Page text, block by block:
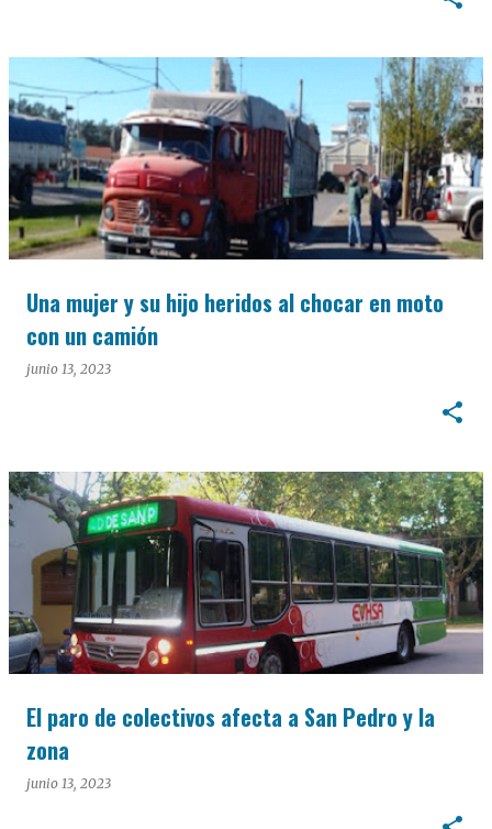
Una mujer y su hijo heridos al chocar en moto
con un camión
junio 13, 2023
El paro de colectivos afecta a San Pedro y la
zona
junio 13, 2023